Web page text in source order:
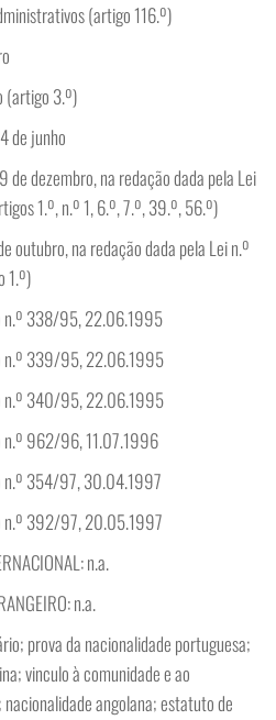
(artigo 116.º)
(artigo 3.º)
de junho
dezembro, na redação dada pela Lei
1.º, n.º 1, 6.º, 7.º, 39.º, 56.º)
outubro, na redação dada pela Lei n.º
1.º)
n.º 338/95, 22.06.1995
n.º 339/95, 22.06.1995
n.º 340/95, 22.06.1995
n.º 962/96, 11.07.1996
n.º 354/97, 30.04.1997
n.º 392/97, 20.05.1997
n.a.
n.a.
prova da nacionalidade portuguesa;
vinculo à comunidade e ao
angolana; estatuto de